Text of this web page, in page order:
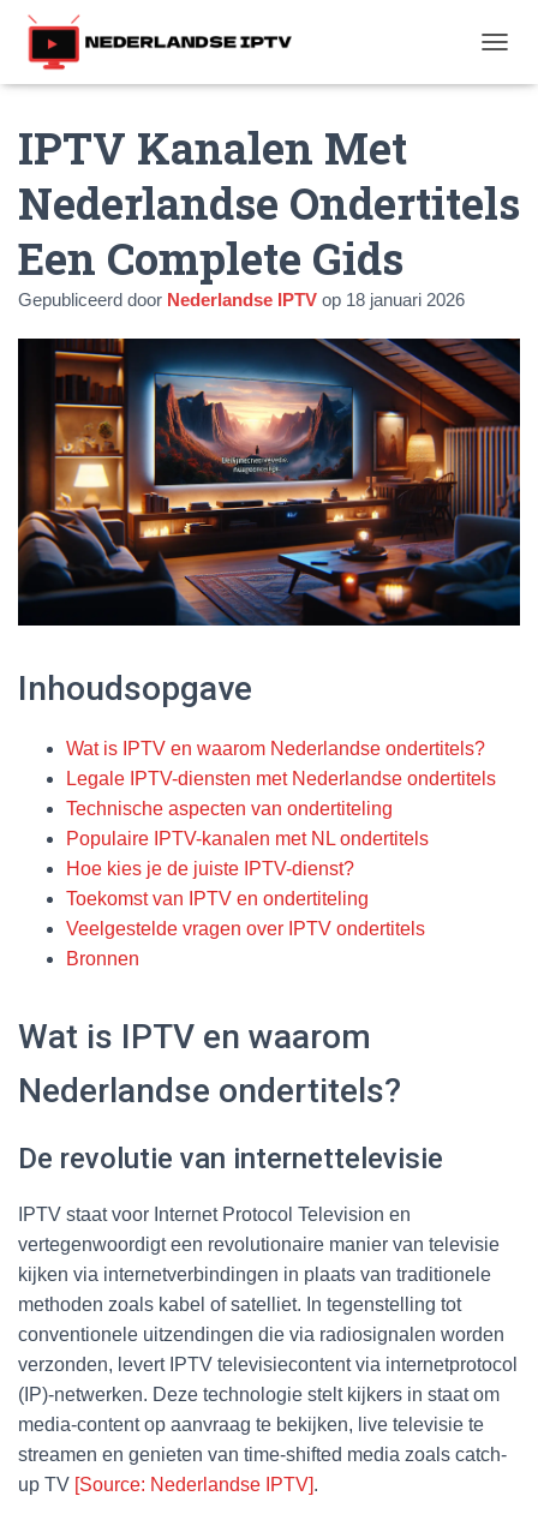
O
N
A
I
E
IPTV Kanalen Met
Nederlandse Ondertitels
Een Complete Gids
Gepubliceerd door Nederlandse IPTV op 18 januari 2026
Inhoudsopgave
Wat is IPTV en waarom Nederlandse ondertitels?
Legale IPTV-diensten met Nederlandse ondertitels
Technische aspecten van ondertiteling
Populaire IPTV-kanalen met NL ondertitels
Hoe kies je de juiste IPTV-dienst?
Toekomst van IPTV en ondertiteling
Veelgestelde vragen over IPTV ondertitels
Bronnen
Wat is IPTV en waarom
Nederlandse ondertitels?
De revolutie van internettelevisie
IPTV staat voor Internet Protocol Television en
vertegenwoordigt een revolutionaire manier van televisie
kijken via internetverbindingen in plaats van traditionele
methoden zoals kabel of satelliet. In tegenstelling tot
conventionele uitzendingen die via radiosignalen worden
verzonden, levert IPTV televisiecontent via internetprotocol
(IP)-netwerken. Deze technologie stelt kijkers in staat om
media-content op aanvraag te bekijken, live televisie te
streamen en genieten van time-shifted media zoals catch-
up TV [Source: Nederlandse IPTV].